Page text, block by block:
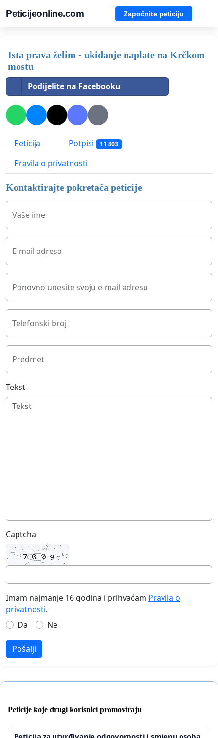
Peticijeonline.com Započnite peticiju
Ista prava želim - ukidanje naplate na Krčkom
mostu
Podijelite na Facebooku
Peticija Potpisi 11 803
Pravila o privatnosti
Kontaktirajte pokretača peticije
Vaše ime
E-mail adresa
Ponovno unesite svoju e-mail adresu
Telefonski broj
Predmet
Tekst
Captcha
Imam najmanje 16 godina i prihvaćam Pravila o
privatnosti.
Da
Ne
Pošalji
Peticije koje drugi korisnici promoviraju
Peticija za utvrđivanje odgovornosti i smjenu osoba